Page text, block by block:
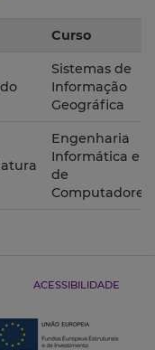
Curso
Sistemas de
Informação
Geográfica
Engenharia
Informática e
de
Computadores
ACESSIBILIDADE